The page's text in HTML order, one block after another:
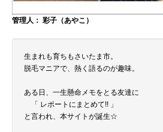
管理人： 彩子（あやこ）
生まれも育ちもさいたま市。
脱毛マニアで、熱く語るのが趣味。
ある日、一生懸命メモをとる友達に
「 レポートにまとめて!! 」
と言われ、本サイトが誕生☆